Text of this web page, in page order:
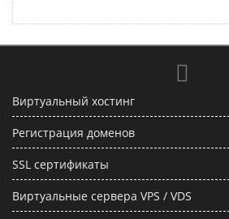
Виртуальный хостинг
Регистрация доменов
SSL сертификаты
Виртуальные сервера VPS / VDS